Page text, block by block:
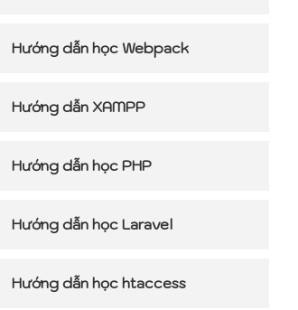
Hướng dẫn học Webpack
Hướng dẫn XAMPP
Hướng dẫn học PHP
Hướng dẫn học Laravel
Hướng dẫn học htaccess